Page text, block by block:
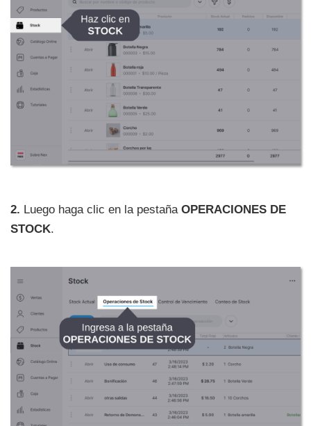
2. Luego haga clic en la pestaña OPERACIONES DE
STOCK.